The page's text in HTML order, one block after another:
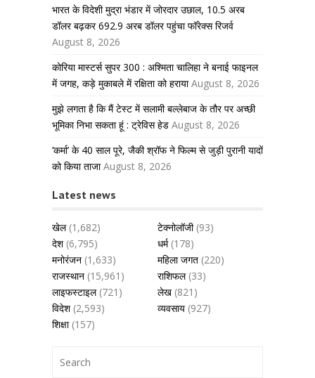
भारत के विदेशी मुद्रा भंडार में जोरदार उछाल, 10.5 अरब
डॉलर बढ़कर 692.9 अरब डॉलर पहुंचा फॉरेक्स रिजर्व
August 8, 2026
कोरिया मास्टर्स सुपर 300 : अश्मिता चालिहा ने बनाई फाइनल
में जगह, कड़े मुकाबले में रक्षिता को हराया August 8, 2026
मुझे लगता है कि मैं टेस्ट में सलामी बल्लेबाज के तौर पर अच्छी
भूमिका निभा सकता हूं : ट्रेविस हेड August 8, 2026
‘कर्मा’ के 40 साल पूरे, जैकी श्रॉफ ने फिल्म से जुड़ी पुरानी यादों
को किया ताजा August 8, 2026
Latest news
खेल(1,682) टेक्नोलॉजी(93)
देश(6,795) धर्म(178)
मनोरंजन (1,633) महिला जगत (220)
राजस्थान (15,961) राशिफल(33)
लाइफस्टाइल(721) लेख (821)
विदेश(2,593) व्यवसाय (927)
शिक्षा(157)